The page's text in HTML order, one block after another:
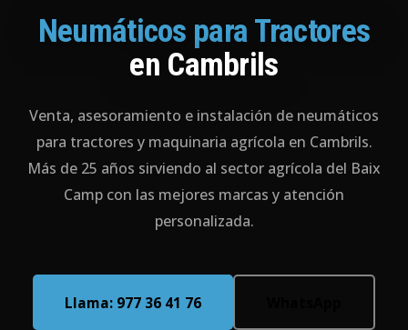
Neumáticos para Tractores
en Cambrils
Venta, asesoramiento e instalación de neumáticos
para tractores y maquinaria agrícola en Cambrils.
Más de 25 años sirviendo al sector agrícola del Baix
Camp con las mejores marcas y atención
personalizada.
Llama: 977 36 41 76